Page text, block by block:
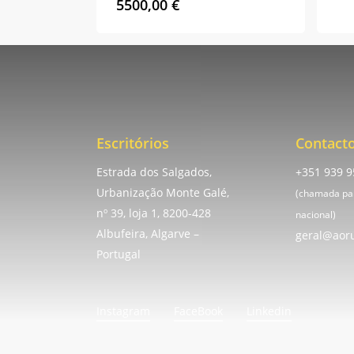
5500,00 €
Escritórios
Estrada dos Salgados,
Urbanização Monte Galé,
nº 39, loja 1, 8200-428
Albufeira, Algarve –
Portugal
+351 939
(chamada
nacional)